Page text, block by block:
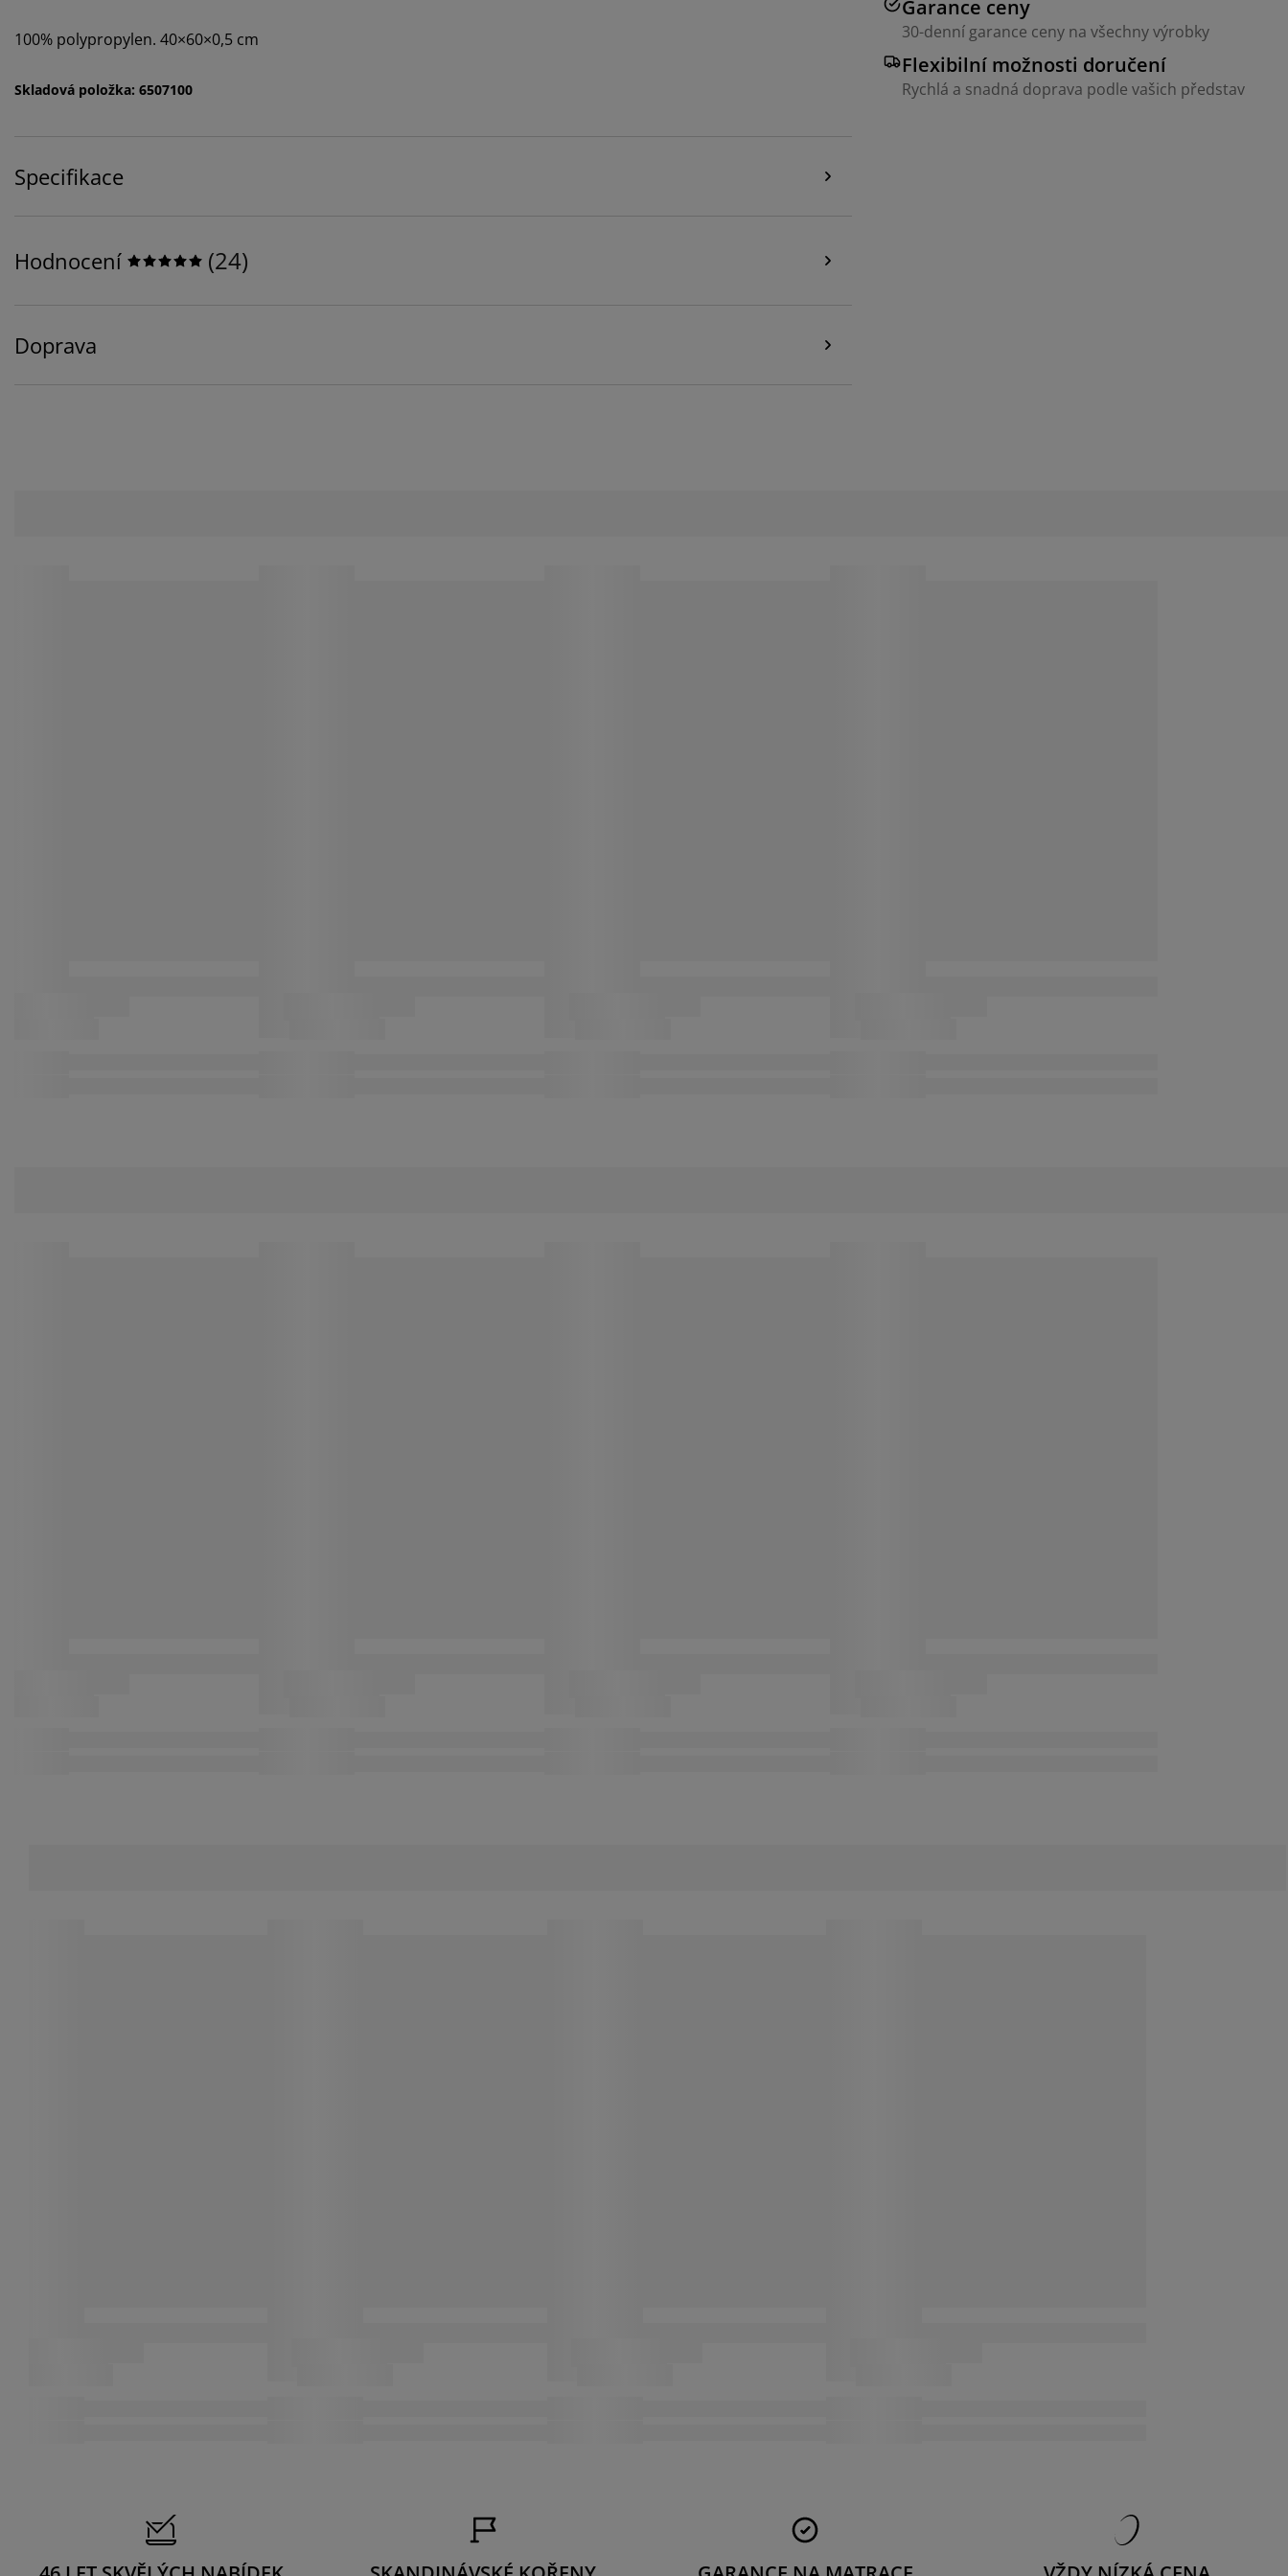
Garance ceny
30-denní garance ceny na všechny výrobky
Flexibilní možnosti doručení
Rychlá a snadná doprava podle vašich představ
100% polypropylen. 40×60×0,5 cm
Skladová položka: 6507100
Specifikace
Hodnocení (24)
Doprava